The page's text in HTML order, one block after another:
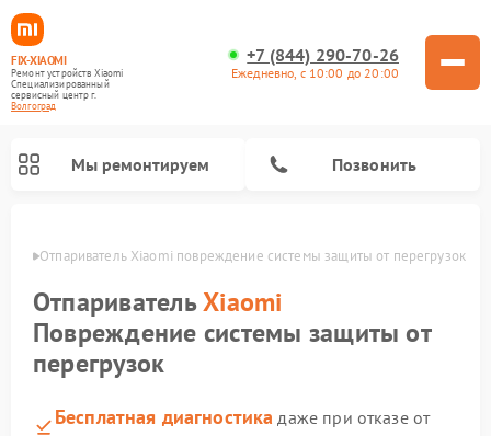
FIX-XIAOMI
Ремонт устройств Xiaomi
Специализированный
cервисный центр г.
Волгоград
+7 (844) 290-70-26
Ежедневно, с 10:00 до 20:00
Мы ремонтируем Позвонить
Отпариватель Xiaomi повреждение системы защиты от перегрузок
ОтпаривательXiaomi
Повреждение системы защиты от
перегрузок
Бесплатная диагностика даже при отказе от